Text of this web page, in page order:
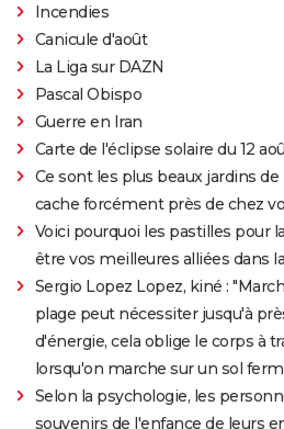
Incendies
Canicule d'août
La Liga sur DAZN
Pascal Obispo
Guerre en Iran
Carte de l'éclipse solaire du 12
Ce sont les plus beaux jardins
cache forcément près de chez
Voici pourquoi les pastilles pour
être vos meilleures alliées dans
Sergio Lopez Lopez, kiné :
plage peut nécessiter jusqu'à
d'énergie, cela oblige le corps à
lorsqu'on marche sur un sol
Selon la psychologie, les
souvenirs de l'enfance de leurs